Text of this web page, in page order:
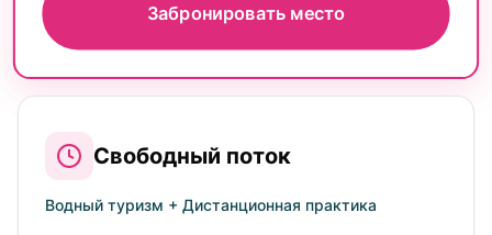
Забронировать место
Свободный поток
Водный туризм + Дистанционная практика